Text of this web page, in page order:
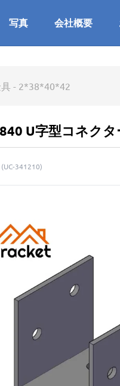
写真 会社概要
- 2*38*40*42
U字型コネク
(UC-341210)